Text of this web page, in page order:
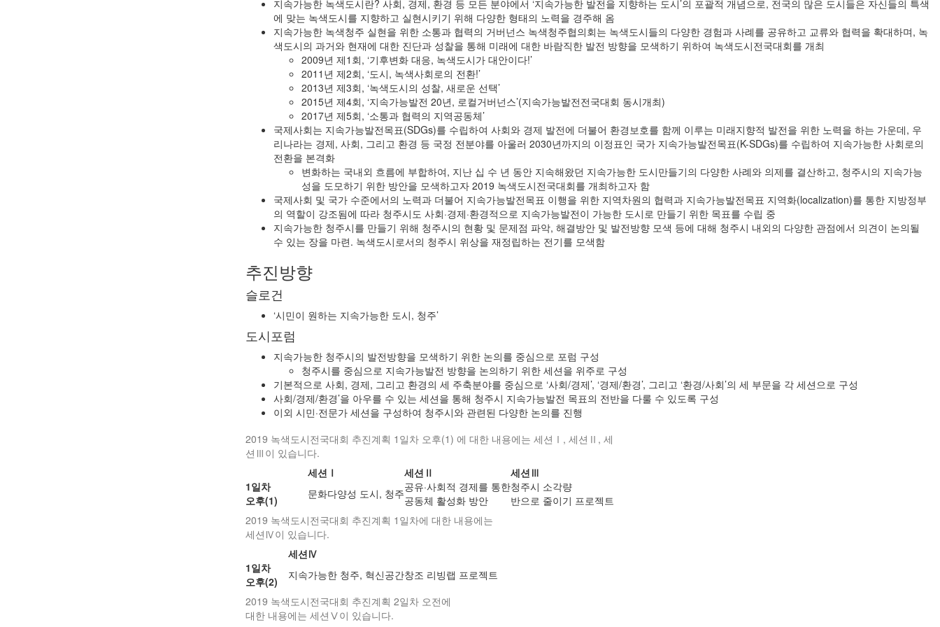
지속가능한 녹색도시란? 사회, 경제, 환경 등 모든 분야에서 ‘지속가능한 발전을 지향하는 도시’의 포괄적 개념으로, 전국의 많은 도시들은 자신들의 특색
에 맞는 녹색도시를 지향하고 실현시키기 위해 다양한 형태의 노력을 경주해 옴
지속가능한 녹색청주 실현을 위한 소통과 협력의 거버넌스 녹색청주협의회는 녹색도시들의 다양한 경험과 사례를 공유하고 교류와 협력을 확대하며, 녹
색도시의 과거와 현재에 대한 진단과 성찰을 통해 미래에 대한 바람직한 발전 방향을 모색하기 위하여 녹색도시전국대회를 개최
2009년 제1회, ‘기후변화 대응, 녹색도시가 대안이다!’
2011년 제2회, ‘도시, 녹색사회로의 전환!’
2013년 제3회, ‘녹색도시의 성찰, 새로운 선택’
2015년 제4회, ‘지속가능발전 20년, 로컬거버넌스’(지속가능발전전국대회 동시개최)
2017년 제5회, ‘소통과 협력의 지역공동체’
국제사회는 지속가능발전목표(SDGs)를 수립하여 사회와 경제 발전에 더불어 환경보호를 함께 이루는 미래지향적 발전을 위한 노력을 하는 가운데, 우
리나라는 경제, 사회, 그리고 환경 등 국정 전분야를 아울러 2030년까지의 이정표인 국가 지속가능발전목표(K-SDGs)를 수립하여 지속가능한 사회로의
전환을 본격화
변화하는 국내외 흐름에 부합하여, 지난 십 수 년 동안 지속해왔던 지속가능한 도시만들기의 다양한 사례와 의제를 결산하고, 청주시의 지속가능
성을 도모하기 위한 방안을 모색하고자 2019 녹색도시전국대회를 개최하고자 함
국제사회 및 국가 수준에서의 노력과 더불어 지속가능발전목표 이행을 위한 지역차원의 협력과 지속가능발전목표 지역화(localization)를 통한 지방정부
의 역할이 강조됨에 따라 청주시도 사회·경제·환경적으로 지속가능발전이 가능한 도시로 만들기 위한 목표를 수립 중
지속가능한 청주시를 만들기 위해 청주시의 현황 및 문제점 파악, 해결방안 및 발전방향 모색 등에 대해 청주시 내외의 다양한 관점에서 의견이 논의될
수 있는 장을 마련. 녹색도시로서의 청주시 위상을 재정립하는 전기를 모색함
추진방향
슬로건
‘시민이 원하는 지속가능한 도시, 청주’
도시포럼
지속가능한 청주시의 발전방향을 모색하기 위한 논의를 중심으로 포럼 구성
청주시를 중심으로 지속가능발전 방향을 논의하기 위한 세션을 위주로 구성
기본적으로 사회, 경제, 그리고 환경의 세 주축분야를 중심으로 ‘사회/경제’, ‘경제/환경’, 그리고 ‘환경/사회’의 세 부문을 각 세션으로 구성
사회/경제/환경’을 아우를 수 있는 세션을 통해 청주시 지속가능발전 목표의 전반을 다룰 수 있도록 구성
이외 시민·전문가 세션을 구성하여 청주시와 관련된 다양한 논의를 진행
2019 녹색도시전국대회 추진계획 1일차 오후(1) 에 대한 내용에는 세션Ⅰ, 세션Ⅱ, 세
션Ⅲ이 있습니다.
세션Ⅰ
세션Ⅱ
세션Ⅲ
1일차
오후(1)
문화다양성 도시, 청주공유·사회적 경제를 통한
공동체 활성화 방안
청주시 소각량
반으로 줄이기 프로젝트
2019 녹색도시전국대회 추진계획 1일차에 대한 내용에는
세션Ⅳ이 있습니다.
세션Ⅳ
1일차
오후(2)
지속가능한 청주, 혁신공간창조 리빙랩 프로젝트
2019 녹색도시전국대회 추진계획 2일차 오전에
대한 내용에는 세션Ⅴ이 있습니다.